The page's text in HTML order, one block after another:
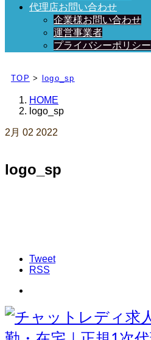
代理店お問い合わせ
企業様お問い合わせ
運営事業者
プライバシーポリシー
TOP > logo_sp
HOME
logo_sp
2月 02 2022
logo_sp
Tweet
RSS